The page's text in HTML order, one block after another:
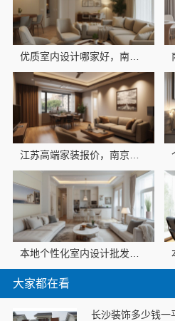
优质室内设计哪家好，南京市创亿讯设计匠心
江苏高端家装报价，南京市创亿讯环保新材
大家都在看
长沙装饰多少钱一